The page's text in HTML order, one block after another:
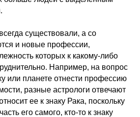
существовали, а со
и новые профессии,
которых к какому-либо
Например, на вопрос
или планете отнести профессию
разные астрологи отвечают
ее к знаку Рака, поскольку
его самого, кто-то к знаку